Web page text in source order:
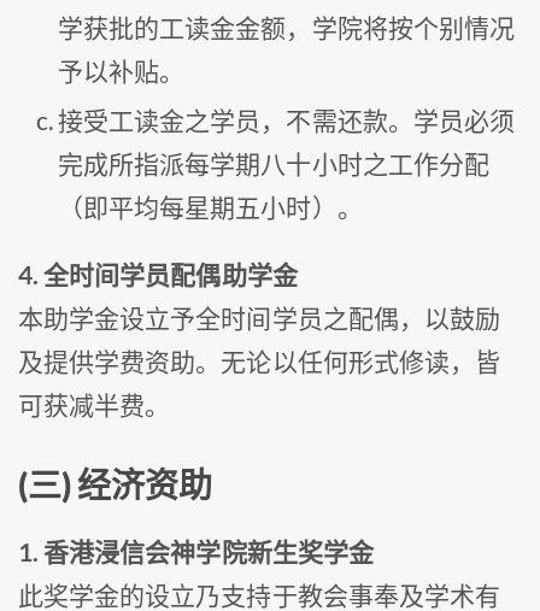
学获批的工读金金额，学院将按个别情况
予以补贴。
接受工读金之学员，不需还款。学员必须
完成所指派每学期八十小时之工作分配
（即平均每星期五小时）。
4. 全时间学员配偶助学金
本助学金设立予全时间学员之配偶，以鼓励
及提供学费资助。无论以任何形式修读，皆
可获减半费。
(三) 经济资助
1. 香港浸信会神学院新生奖学金
此奖学金的设立乃支持于教会事奉及学术有